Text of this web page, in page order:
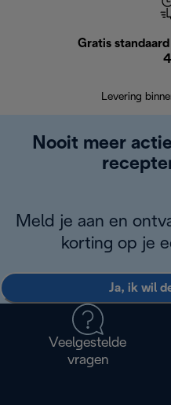
Gratis
Levering
Nooit meer
Meld je aan en
korting op je
Ja, ik wil
Veelgestelde
vragen